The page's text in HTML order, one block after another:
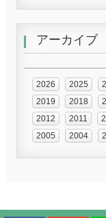
アーカイブ
2026 2025
2019
2018
2012
2011
2005
2004